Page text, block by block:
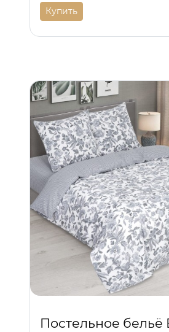
Купить
Постельное бельё